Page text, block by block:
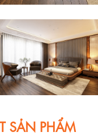
SẢN PHẨM